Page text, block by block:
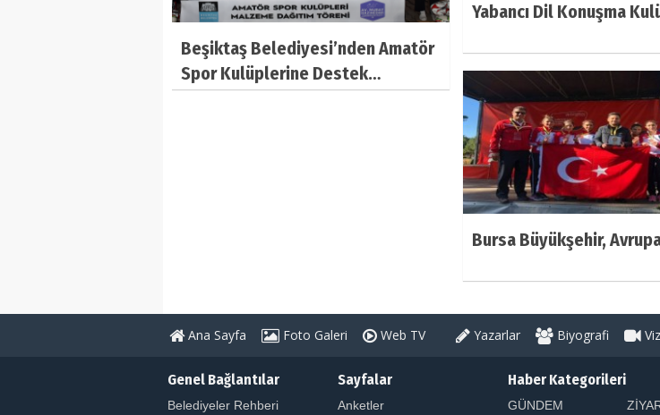
Beşiktaş Belediyesi’nden Amatör
Spor Kulüplerine Destek…
Yabancı Dil Konuşma
Bursa Büyükşehir,
Ana Sayfa Foto Galeri Web TV Yazarlar Biyografi
Genel Bağlantılar
Belediyeler Rehberi
Sayfalar
Anketler
Haber Kategorileri
GÜNDEM